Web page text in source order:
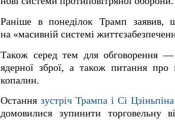
Раніше в понеділок Трамп
на «масивній системі
Також серед тем для обговорення —
ядерної зброї, а також питання
копалин.
Остання зустріч Трампа і Сі
домовилися зупинити торговельну